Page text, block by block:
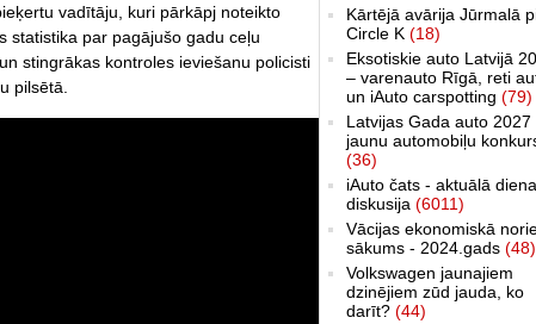
vadītāju, kuri pārkāpj noteikto
statistika par pagājušo gadu ceļu
stingrākas kontroles ieviešanu policisti
pilsētā.
Kārtējā avārija Jūrmalā
Circle K (18)
Eksotiskie auto Latvijā
– varenauto Rīgā, reti
un iAuto carspotting (79)
Latvijas Gada auto 2027
jaunu automobiļu
(36)
iAuto čats - aktuālā
diskusija (6011)
Vācijas ekonomiskā
sākums - 2024.gads (48)
Volkswagen jaunajiem
dzinējiem zūd jauda, ko
darīt? (44)